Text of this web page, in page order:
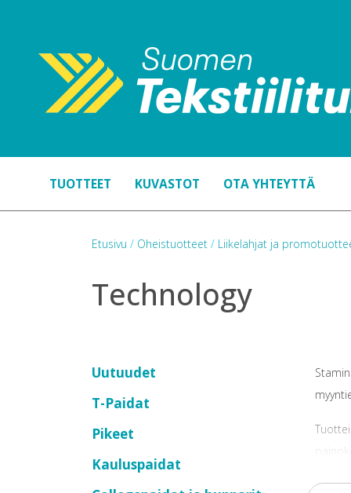
TUOTTEET KUVASTOT OTA YHTEYTTÄ
Etusivu / Oheistuotteet / Liikelahjat ja
Technology
Uutuudet
T-Paidat
Pikeet
Kauluspaidat